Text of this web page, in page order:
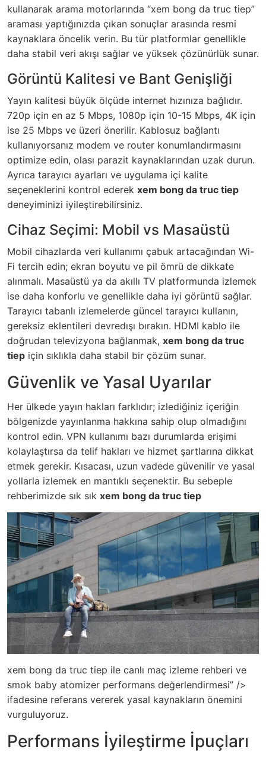
kullanarak arama motorlarında “xem bong da truc tiep”
araması yaptığınızda çıkan sonuçlar arasında resmi
kaynaklara öncelik verin. Bu tür platformlar genellikle
daha stabil veri akışı sağlar ve yüksek çözünürlük sunar.
Görüntü Kalitesi ve Bant Genişliği
Yayın kalitesi büyük ölçüde internet hızınıza bağlıdır.
720p için en az 5 Mbps, 1080p için 10-15 Mbps, 4K için
ise 25 Mbps ve üzeri önerilir. Kablosuz bağlantı
kullanıyorsanız modem ve router konumlandırmasını
optimize edin, olası parazit kaynaklarından uzak durun.
Ayrıca tarayıcı ayarları ve uygulama içi kalite
seçeneklerini kontrol ederek xem bong da truc tiep
deneyiminizi iyileştirebilirsiniz.
Cihaz Seçimi: Mobil vs Masaüstü
Mobil cihazlarda veri kullanımı çabuk artacağından Wi-
Fi tercih edin; ekran boyutu ve pil ömrü de dikkate
alınmalı. Masaüstü ya da akıllı TV platformunda izlemek
ise daha konforlu ve genellikle daha iyi görüntü sağlar.
Tarayıcı tabanlı izlemelerde güncel tarayıcı kullanın,
gereksiz eklentileri devredışı bırakın. HDMI kablo ile
doğrudan televizyona bağlanmak, xem bong da truc
tiep için sıklıkla daha stabil bir çözüm sunar.
Güvenlik ve Yasal Uyarılar
Her ülkede yayın hakları farklıdır; izlediğiniz içeriğin
bölgenizde yayınlanma hakkına sahip olup olmadığını
kontrol edin. VPN kullanımı bazı durumlarda erişimi
kolaylaştırsa da telif hakları ve hizmet şartlarına dikkat
etmek gerekir. Kısacası, uzun vadede güvenilir ve yasal
yollarla izlemek en mantıklı seçenektir. Bu sebeple
rehberimizde sık sık xem bong da truc tiep
xem bong da truc tiep ile canlı maç izleme rehberi ve
smok baby atomizer performans değerlendirmesi” />
ifadesine referans vererek yasal kaynakların önemini
vurguluyoruz.
Performans İyileştirme İpuçları